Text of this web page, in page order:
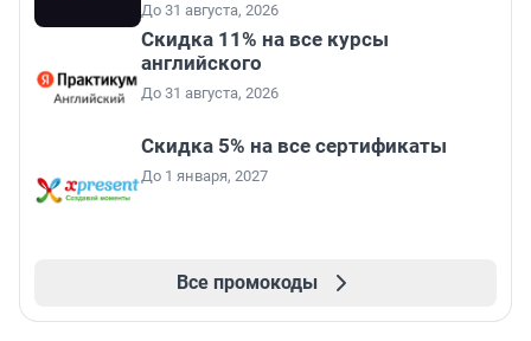
До 31 августа, 2026
Скидка 11% на все курсы
английского
До 31 августа, 2026
Скидка 5% на все сертификаты
До 1 января, 2027
Все промокоды